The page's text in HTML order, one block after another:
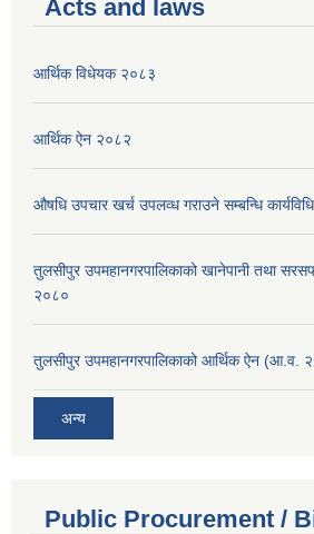
Acts and laws
आर्थिक विधेयक २०८३
आर्थिक ऐन २०८२
औषधि उपचार खर्च उपलव्ध गराउने सम्बन्धि
तुलसीपुर उपमहानगरपालिकाको खानेपानी तथा
२०८०
तुलसीपुर उपमहानगरपालिकाको आर्थिक ऐन (आ.व.
अन्य
Public Procurement /